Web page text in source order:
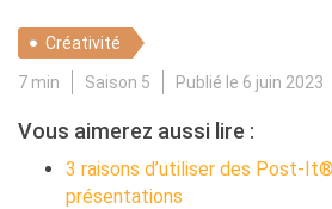
Créativité
7 min Saison 5 Publié le 6 juin 2023
Vous aimerez aussi lire :
3 raisons d’utiliser des Post-
présentations